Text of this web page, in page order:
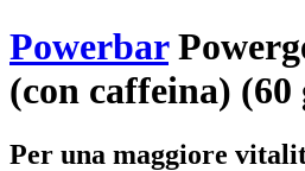
Powerbar
(con caffeina) (60
Per una maggiore